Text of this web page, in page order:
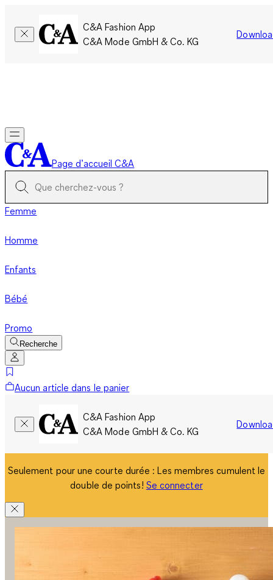
C&A Fashion App
C&A Mode GmbH & Co. KG
Page d’accueil C&A
Femme
Homme
Enfants
Bébé
Promo
Recherche
Aucun article dans le panier
C&A Fashion App
C&A Mode GmbH & Co. KG
Seulement pour une courte durée : Les membres cumulent le
double de points! Se connecter